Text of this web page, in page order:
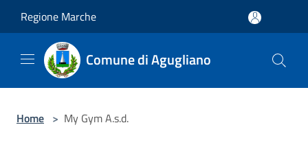
Regione Marche
Comune di Agugliano
Home > My Gym A.s.d.